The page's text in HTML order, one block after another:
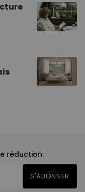
réduction
S'ABONNER